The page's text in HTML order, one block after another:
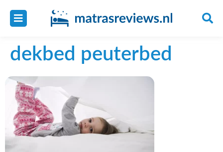
dekbed peuterbed